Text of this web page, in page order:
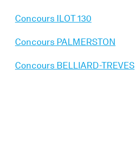
Concours ILOT 130
Concours PALMERSTON
Concours BELLIARD-TREVES